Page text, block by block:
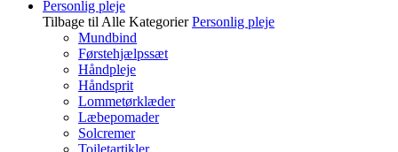
Personlig pleje
Tilbage til Alle Kategorier Personlig pleje
Mundbind
Førstehjælpssæt
Håndpleje
Håndsprit
Lommetørklæder
Læbepomader
Solcremer
Toiletartikler